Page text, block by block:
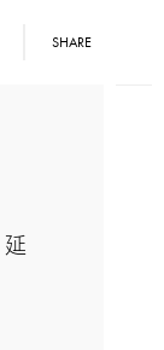
SHARE
延